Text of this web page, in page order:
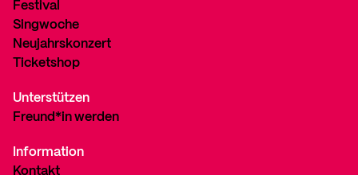
Festival
Singwoche
Neujahrskonzert
Ticketshop
Unterstützen
Freund*in werden
Information
Kontakt